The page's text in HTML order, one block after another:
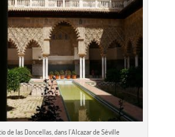
de las Doncellas, dans l'Alcazar de Séville